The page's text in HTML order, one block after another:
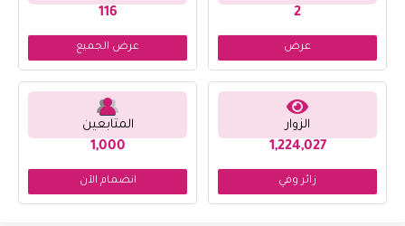
2
عرض
116
عرض الجميع
الزوار
1,224,027
زائر وفي
المتابعين
1,000
انضمام الآن